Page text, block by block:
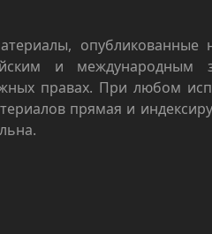
и международным
правах. При любом
прямая и